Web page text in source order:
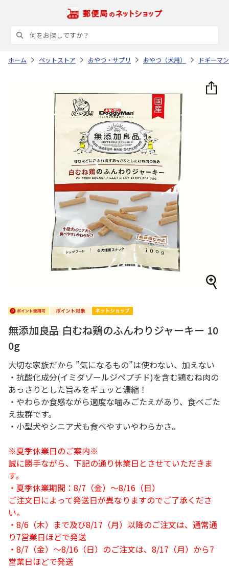
ホーム ペットストア おやつ・サプリ おやつ（犬用） ドギーマ
無添加良品 白むね鶏のふんわりジャーキー 10
0g
大切な家族だから ”気になるもの”は使わない、加えない
・抗酸化成分(イミダゾールジペプチド)を含む鶏むね肉の
あっさりとした旨みをギュッと濃縮！
・やわらか食感ながら適度な噛みごたえがあり、食べごた
え抜群です。
・小型犬やシニア犬も食べやすいやわらかさ。
※夏季休業日のご案内※
誠に勝手ながら、下記の通り休業日とさせていただきま
す。
・夏季休業期間：8/7（金）～8/16（日）
ご注文日によって発送日が異なりますのでご了承くださ
い。
・8/6（木）まで及び8/17（月）以降のご注文は、通常通
り7営業日ほどで発送
・8/7（金）～8/16（日）のご注文は、8/17（月）から7
営業日ほどで発送